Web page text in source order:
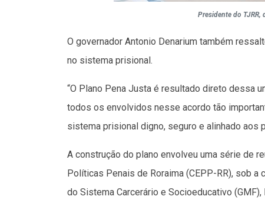
Presidente do TJRR,
O governador Antonio Denarium também
no sistema prisional.
“O Plano Pena Justa é resultado direto dessa
todos os envolvidos nesse acordo tão
sistema prisional digno, seguro e alinhado aos
A construção do plano envolveu uma série de
Políticas Penais de Roraima (CEPP-RR), sob
do Sistema Carcerário e Socioeducativo